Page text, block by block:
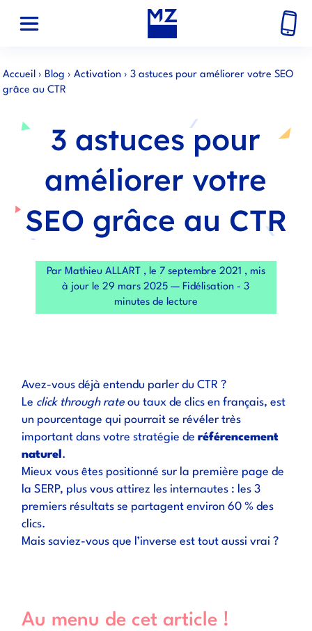
Accueil ›Blog ›Activation ›3 astuces pour améliorer votre SEO
grâce au CTR
3 astuces pour
améliorer votre
SEO grâce au CTR
Par Mathieu ALLART , le 7 septembre 2021 , mis
à jour le 29 mars 2025 — Fidélisation - 3
minutes de lecture
Avez-vous déjà entendu parler du CTR ?
Le click through rate ou taux de clics en français, est
un pourcentage qui pourrait se révéler très
important dans votre stratégie deréférencement
naturel .
Mieux vous êtes positionné sur la première page de
la SERP, plus vous attirez les internautes : les 3
premiers résultats se partagent environ 60 % des
clics.
Mais saviez-vous que l’inverse est tout aussi vrai ?
Au menu de cet article !